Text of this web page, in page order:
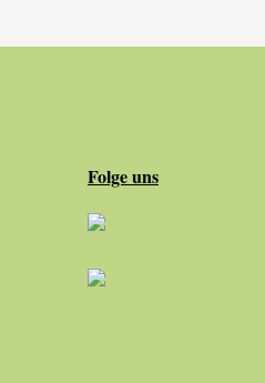
Folge uns